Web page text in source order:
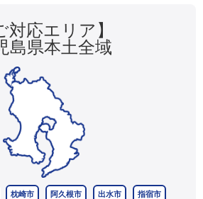
対応エリア】
島県本土全域
枕崎市 阿久根市 出水市 指宿市